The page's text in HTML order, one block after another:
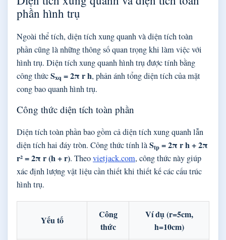
phần hình trụ
Ngoài thể tích, diện tích xung quanh và diện tích toàn
phần cũng là những thông số quan trọng khi làm việc với
hình trụ. Diện tích xung quanh hình trụ được tính bằng
công thứcSxq = 2π r h, phản ánh tổng diện tích của mặt
cong bao quanh hình trụ.
Công thức diện tích toàn phần
Diện tích toàn phần bao gồm cả diện tích xung quanh lẫn
diện tích hai đáy tròn. Công thức tính làStp = 2π r h + 2π
r² = 2π r (h + r). Theovietjack.com, công thức này giúp
xác định lượng vật liệu cần thiết khi thiết kế các cấu trúc
hình trụ.
Yếu tố
Công
thức
Ví dụ (r=5cm,
h=10cm)